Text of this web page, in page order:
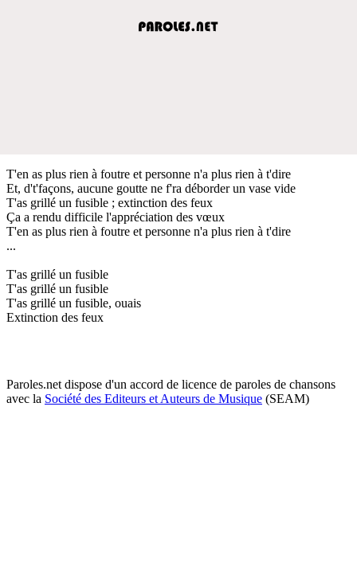
T'en as plus rien à foutre et personne n'a plus rien à t'dire
Et, d't'façons, aucune goutte ne f'ra déborder un vase vide
T'as grillé un fusible ; extinction des feux
Ça a rendu difficile l'appréciation des vœux
T'en as plus rien à foutre et personne n'a plus rien à t'dire
...
T'as grillé un fusible
T'as grillé un fusible
T'as grillé un fusible, ouais
Extinction des feux
Paroles.net dispose d'un accord de licence de paroles de chansons
avec la Société des Editeurs et Auteurs de Musique (SEAM)